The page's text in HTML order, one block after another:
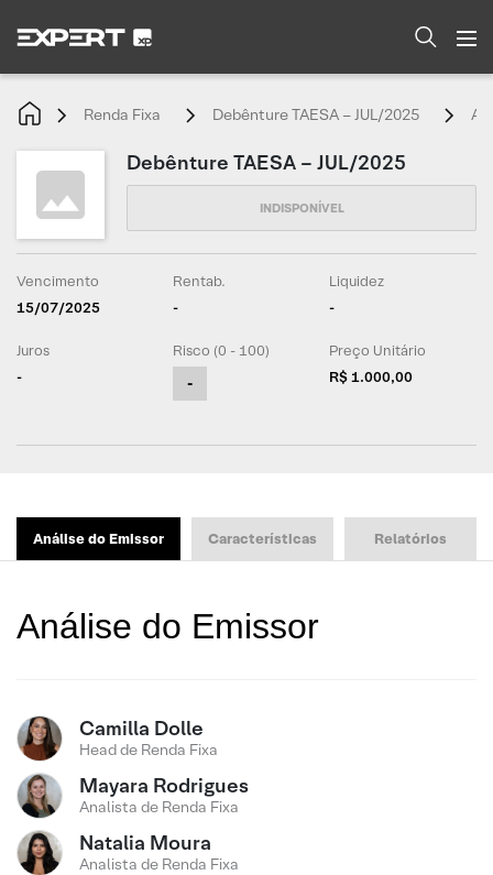
Renda Fixa Debênture TAESA – JUL/2025
Debênture TAESA – JUL/2025
Vencimento
15/07/2025
Rentab.
-
Liquidez
-
Juros
-
Risco (0 - 100)
-
Preço Unitário
R$ 1.000,00
Análise do Emissor Características Relatórios
Análise do Emissor
Camilla Dolle
Head de Renda Fixa
Mayara Rodrigues
Analista de Renda Fixa
Natalia Moura
Analista de Renda Fixa